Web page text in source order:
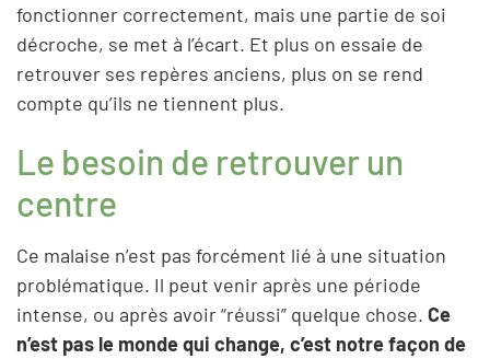
fonctionner correctement, mais une partie de soi
décroche, se met à l’écart. Et plus on essaie de
retrouver ses repères anciens, plus on se rend
compte qu’ils ne tiennent plus.
Le besoin de retrouver un
centre
Ce malaise n’est pas forcément lié à une situation
problématique. Il peut venir après une période
intense, ou après avoir “réussi” quelque chose. Ce
n’est pas le monde qui change, c’est notre façon de